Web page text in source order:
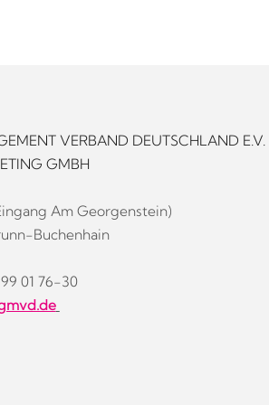
VERBAND DEUTSCHLAND E.V.
GMBH
Am Georgenstein)
Buchenhain
01 76-30